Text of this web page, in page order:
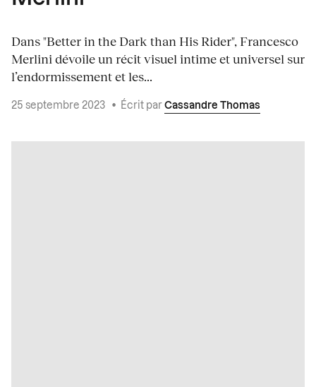
Dans "Better in the Dark than His Rider", Francesco
Merlini dévoile un récit visuel intime et universel sur
l’endormissement et les...
25 septembre 2023 • Écrit par Cassandre Thomas